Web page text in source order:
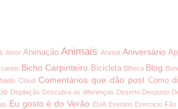
Amor Animação Animais Animal Aniversário
Bicho Carpinteiro Bicicleta Blheca Blog
Cloud Comentários que dão post Como
Depilação Descubra as diferenças Deserto Desporto
Eu gosto é do Verão EUA Eventos Exercicio Fãs